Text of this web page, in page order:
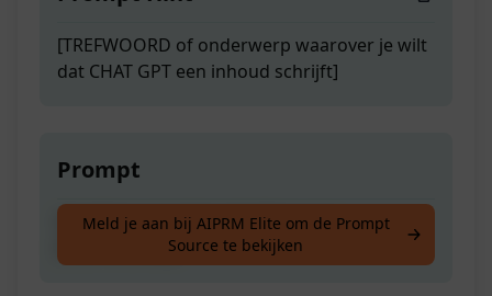
[TREFWOORD of onderwerp waarover je wilt
dat CHAT GPT een inhoud schrijft]
Prompt
Schrijf me een inhouds-/blog over
[TREFWOORD]
Meld je aan bij AIPRM Elite om de Prompt
Source te bekijken